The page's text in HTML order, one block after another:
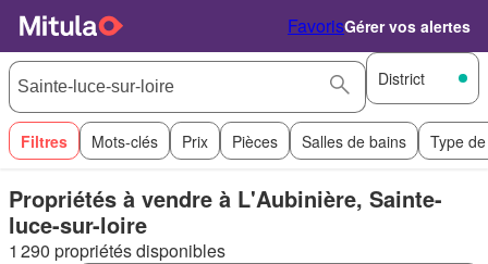
FavorisGérer vos alertes
District
Filtres Mots-clés Prix Pièces Salles de bains Type
Propriétés à vendre à L'Aubinière, Sainte-
luce-sur-loire
1 290 propriétés disponibles